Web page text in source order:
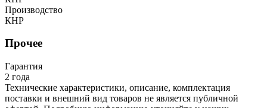
Производство
КНР
Прочее
Гарантия
2 года
Технические характеристики, описание, комплектация
поставки и внешний вид товаров не является публичной